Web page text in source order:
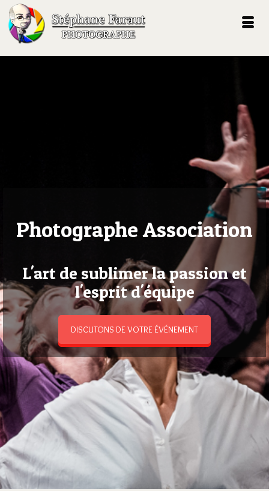
Photographe Association
L'art de sublimer la passion et
l'esprit d'équipe
DISCUTONS DE VOTRE ÉVÉNEMENT